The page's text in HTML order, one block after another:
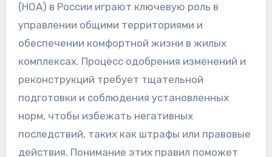
(HOA) в России играют ключевую роль в
управлении общими территориями и
обеспечении комфортной жизни в жилых
комплексах. Процесс одобрения изменений и
реконструкций требует тщательной
подготовки и соблюдения установленных
норм, чтобы избежать негативных
последствий, таких как штрафы или правовые
действия. Понимание этих правил поможет